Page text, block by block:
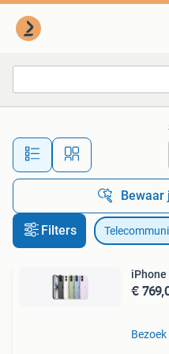
Alle
Bewaar
Filters
iPhone
€